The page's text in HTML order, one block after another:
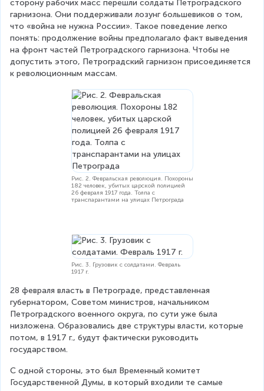
сторону рабочих масс перешли солдаты Петроградского
гарнизона. Они поддерживали лозунг большевиков о том,
что «война не нужна России». Такое поведение легко
понять: продолжение войны предполагало факт выведения
на фронт частей Петроградского гарнизона. Чтобы не
допустить этого, Петроградский гарнизон присоединяется
к революционным массам.
Рис. 2. Февральская революция. Похороны
182 человек, убитых царской полицией
26 февраля 1917 года. Толпа с
транспарантами на улицах Петрограда
Рис. 3. Грузовик с солдатами. Февраль
1917 г.
28 февраля власть в Петрограде, представленная
губернатором, Советом министров, начальником
Петроградского военного округа, по сути уже была
низложена. Образовались две структуры власти, которые
потом, в 1917 г., будут фактически руководить
государством.
С одной стороны, это был Временный комитет
Государственной Думы, в который входили те самые